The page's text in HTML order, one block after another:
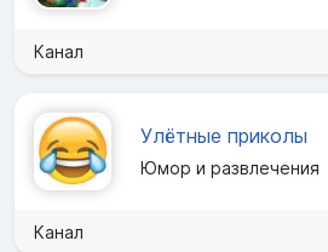
Канал
Улётные приколы
Юмор и развлечения
Канал